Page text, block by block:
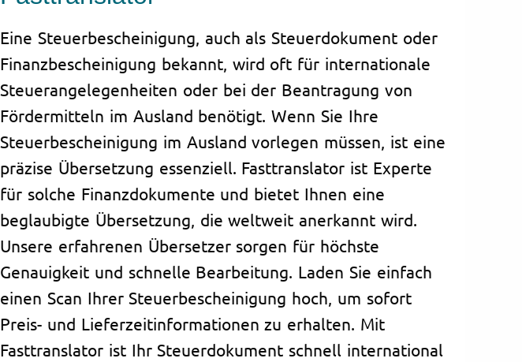
Eine Steuerbescheinigung, auch als Steuerdokument oder
Finanzbescheinigung bekannt, wird oft für internationale
Steuerangelegenheiten oder bei der Beantragung von
Fördermitteln im Ausland benötigt. Wenn Sie Ihre
Steuerbescheinigung im Ausland vorlegen müssen, ist eine
präzise Übersetzung essenziell. Fasttranslator ist Experte
für solche Finanzdokumente und bietet Ihnen eine
beglaubigte Übersetzung, die weltweit anerkannt wird.
Unsere erfahrenen Übersetzer sorgen für höchste
Genauigkeit und schnelle Bearbeitung. Laden Sie einfach
einen Scan Ihrer Steuerbescheinigung hoch, um sofort
Preis- und Lieferzeitinformationen zu erhalten. Mit
Fasttranslator ist Ihr Steuerdokument schnell international